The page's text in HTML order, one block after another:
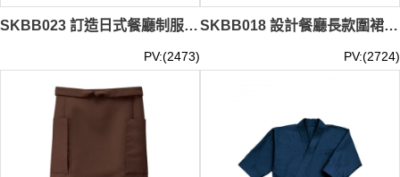
SKBB023 訂造日式餐廳制服 壽司 料理 設計印花衣領日式餐廳制服 日式餐廳制服供應商
PV:(2473)
SKBB018 設計餐廳長款圍裙 日式餐廳圍裙 圍裙專門店
PV:(2724)